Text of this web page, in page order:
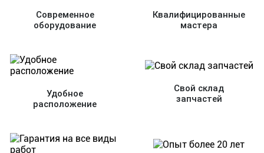
Современное
оборудование
Квалифицированные
мастера
Удобное
расположение
Свой склад
запчастей